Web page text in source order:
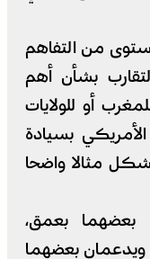
من التفاهم
بشأن أهم
أو للولايات
بسيادة
مثالا واضحا
بعضهما بعمق،
ويدعمان بعضهما